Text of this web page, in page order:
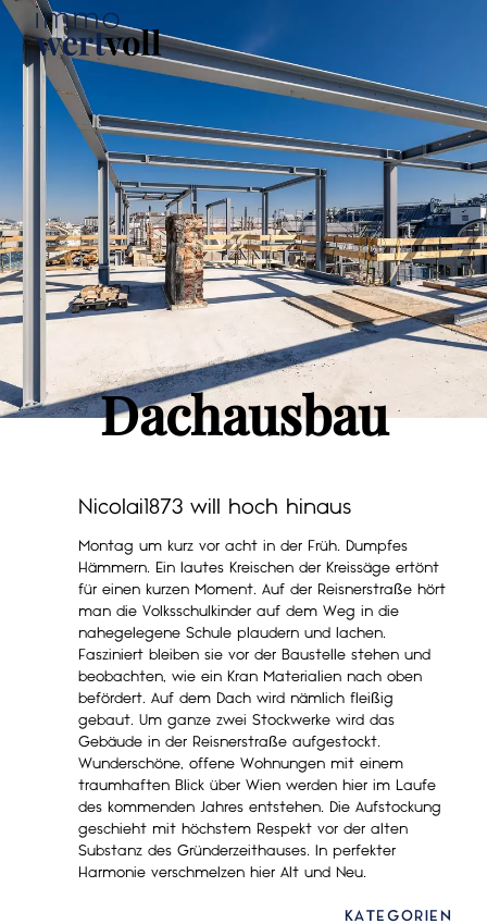
Dachausbau
Nicolai1873 will hoch hinaus
Montag um kurz vor acht in der Früh. Dumpfes
Hämmern. Ein lautes Kreischen der Kreissäge ertönt
für einen kurzen Moment. Auf der Reisnerstraße hört
man die Volksschulkinder auf dem Weg in die
nahegelegene Schule plaudern und lachen.
Fasziniert bleiben sie vor der Baustelle stehen und
beobachten, wie ein Kran Materialien nach oben
befördert. Auf dem Dach wird nämlich fleißig
gebaut. Um ganze zwei Stockwerke wird das
Gebäude in der Reisnerstraße aufgestockt.
Wunderschöne, offene Wohnungen mit einem
traumhaften Blick über Wien werden hier im Laufe
des kommenden Jahres entstehen. Die Aufstockung
geschieht mit höchstem Respekt vor der alten
Substanz des Gründerzeithauses. In perfekter
Harmonie verschmelzen hier Alt und Neu.
KATEGORIEN